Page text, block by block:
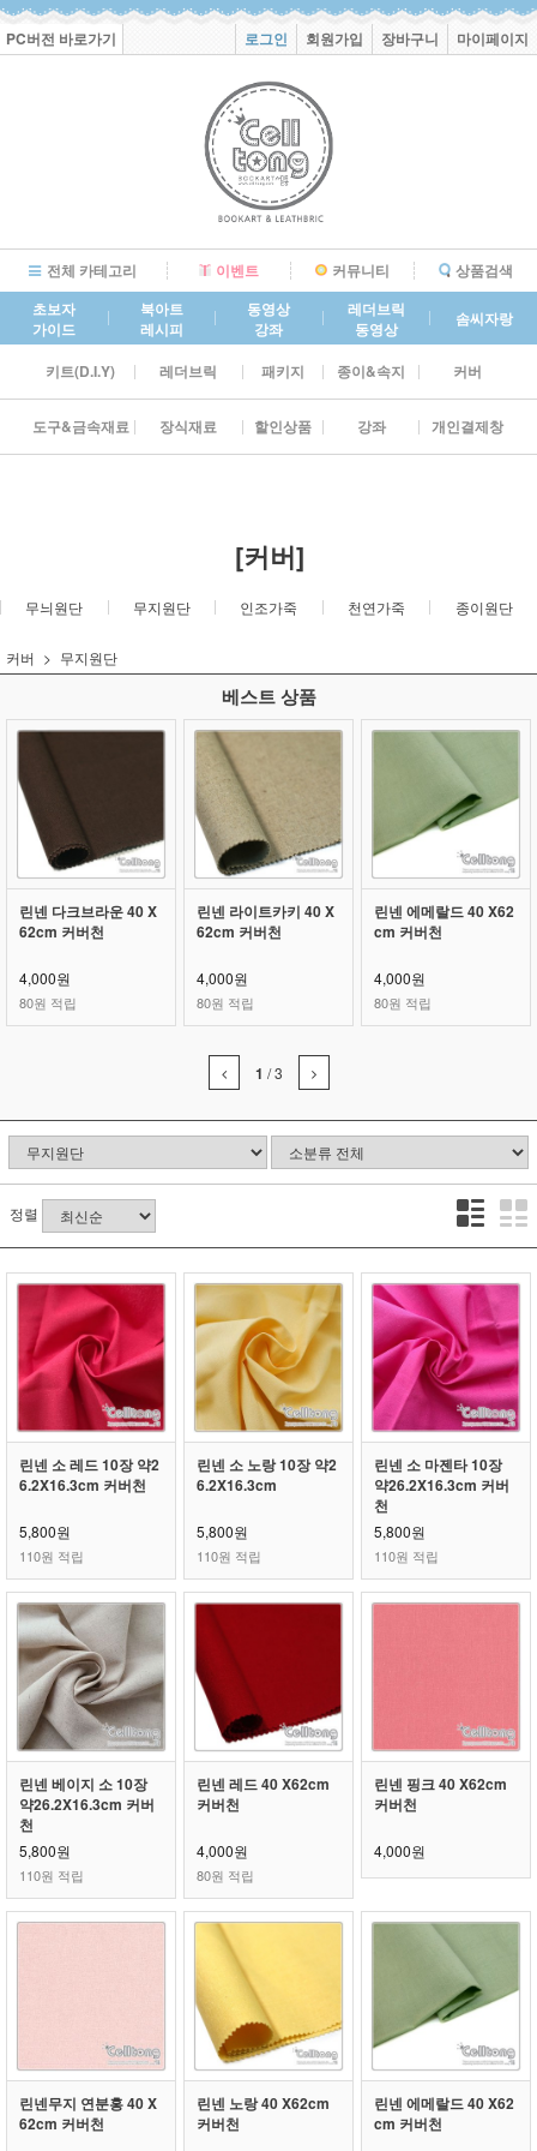
PC버전 바로가기 로그인 회원가입 장바구니 마이페이지
전체 카테고리 이벤트 커뮤니티
상품검색
초보자
가이드
북아트
레시피
동영상
강좌
레더브릭
동영상
솜씨자랑
키트(D.I.Y) 레더브릭 패키지 종이&속지 커버
도구&금속재료 장식재료 할인상품 강좌 개인결제창
[커버]
무늬원단 무지원단 인조가죽 천연가죽 종이원단
커버 무지원단
베스트 상품
린넨 다크브라운 40 X
62cm 커버천
4,000원
80원 적립
린넨 라이트카키 40 X
62cm 커버천
4,000원
80원 적립
린넨 에메랄드 40 X62
cm 커버천
4,000원
80원 적립
1 /3
정렬
린넨 소 레드 10장 약2
6.2X16.3cm 커버천
5,800원
110원 적립
린넨 소 노랑 10장 약2
6.2X16.3cm
5,800원
110원 적립
린넨 소 마젠타 10장
약26.2X16.3cm 커버
천
5,800원
110원 적립
린넨 베이지 소 10장
약26.2X16.3cm 커버
천
5,800원
110원 적립
린넨 레드 40 X62cm
커버천
4,000원
80원 적립
린넨 핑크 40 X62cm
커버천
4,000원
린넨무지 연분홍 40 X
62cm 커버천
린넨 노랑 40 X62cm
커버천
린넨 에메랄드 40 X62
cm 커버천